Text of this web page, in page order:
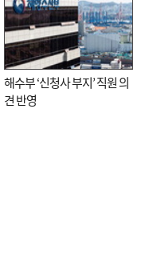
해수부 ‘신청사 부지’ 직원 의
견 반영